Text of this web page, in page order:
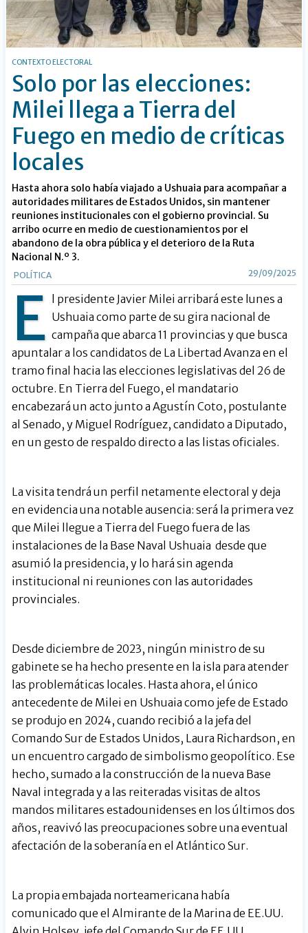
CONTEXTO ELECTORAL
Solo por las elecciones:
Milei llega a Tierra del
Fuego en medio de críticas
locales
Hasta ahora solo había viajado a Ushuaia para acompañar a
autoridades militares de Estados Unidos, sin mantener
reuniones institucionales con el gobierno provincial. Su
arribo ocurre en medio de cuestionamientos por el
abandono de la obra pública y el deterioro de la Ruta
Nacional N.º 3.
POLÍTICA 29/09/2025
E l presidente Javier Milei arribará este lunes a
Ushuaia como parte de su gira nacional de
campaña que abarca 11 provincias y que busca
apuntalar a los candidatos de La Libertad Avanza en el
tramo final hacia las elecciones legislativas del 26 de
octubre. En Tierra del Fuego, el mandatario
encabezará un acto junto a Agustín Coto, postulante
al Senado, y Miguel Rodríguez, candidato a Diputado,
en un gesto de respaldo directo a las listas oficiales.
La visita tendrá un perfil netamente electoral y deja
en evidencia una notable ausencia: será la primera vez
que Milei llegue a Tierra del Fuego fuera de las
instalaciones de la Base Naval Ushuaia desde que
asumió la presidencia, y lo hará sin agenda
institucional ni reuniones con las autoridades
provinciales.
Desde diciembre de 2023, ningún ministro de su
gabinete se ha hecho presente en la isla para atender
las problemáticas locales. Hasta ahora, el único
antecedente de Milei en Ushuaia como jefe de Estado
se produjo en 2024, cuando recibió a la jefa del
Comando Sur de Estados Unidos, Laura Richardson, en
un encuentro cargado de simbolismo geopolítico. Ese
hecho, sumado a la construcción de la nueva Base
Naval integrada y a las reiteradas visitas de altos
mandos militares estadounidenses en los últimos dos
años, reavivó las preocupaciones sobre una eventual
afectación de la soberanía en el Atlántico Sur.
La propia embajada norteamericana había
comunicado que el Almirante de la Marina de EE.UU.